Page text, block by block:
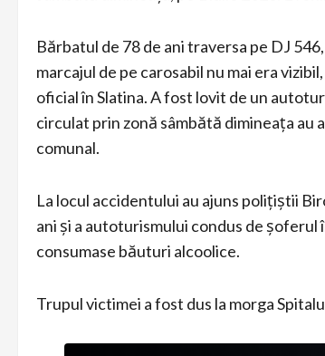
Bărbatul de 78 de ani traversa pe DJ
marcajul de pe carosabil nu mai era
oficial în Slatina. A fost lovit de un
circulat prin zonă sâmbătă dimineața au
comunal.
La locul accidentului au ajuns polițiștii
ani și a autoturismului condus de
consumase băuturi alcoolice.
Trupul victimei a fost dus la morga